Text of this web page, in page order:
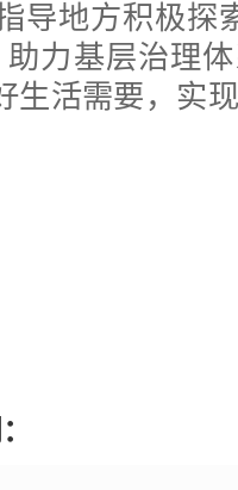
导地方积极探
助力基层治理
生活需要，实